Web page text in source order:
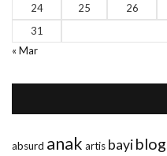
24
25 26
31
« Mar
absurd anak artis bayiblog